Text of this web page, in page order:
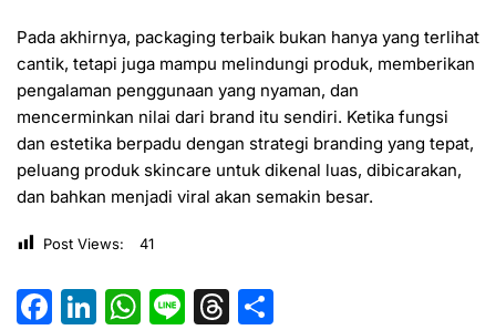
Pada akhirnya, packaging terbaik bukan hanya yang terlihat
cantik, tetapi juga mampu melindungi produk, memberikan
pengalaman penggunaan yang nyaman, dan
mencerminkan nilai dari brand itu sendiri. Ketika fungsi
dan estetika berpadu dengan strategi branding yang tepat,
peluang produk skincare untuk dikenal luas, dibicarakan,
dan bahkan menjadi viral akan semakin besar.
Post Views: 41
F
Li W Li T